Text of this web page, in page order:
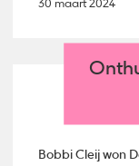
30 maart 2024
Bobbi Cleij won